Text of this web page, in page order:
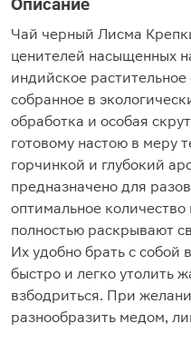
Описание
Чай черный Лисма
ценителей насыщенных
индийское
собранное в
обработка и особая
готовому настою в меру
горчинкой и глубокий
предназначено для
оптимальное
полностью раскрывают
Их удобно брать с собой
быстро и легко утолить
взбодриться. При
разнообразить медом,